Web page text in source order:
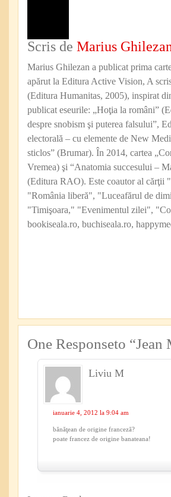
Scris de Marius
Marius Ghilezan a publicat prima
apărut la Editura Active Vision, A
(Editura Humanitas, 2005), inspirat
publicat eseurile: „Hoţia la români”
despre snobism şi puterea falsului”,
electorală – cu elemente de New
sticlos” (Brumar). În 2014, cartea
Vremea) şi “Anatomia succesului –
(Editura RAO). Este coautor al cărţii
"România liberă", "Luceafărul de
"Timişoara," "Evenimentul zilei",
bookiseala.ro, buchiseala.ro,
One Responseto
Liviu M
ianuarie 4, 2012 la 9:04 am
bănăţean de origine franceză?
poate francez de origine banateana!